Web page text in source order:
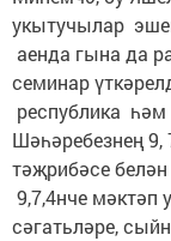
укытучылар
аенда гына да
семинар
республика
Шәһәребезнең 9,
тәҗрибәсе
9,7,4нче
сәгатьләре,